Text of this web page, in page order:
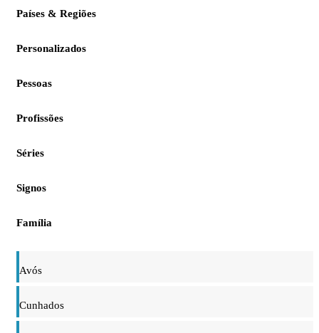
Países & Regiões
Personalizados
Pessoas
Profissões
Séries
Signos
Família
Avós
Cunhados